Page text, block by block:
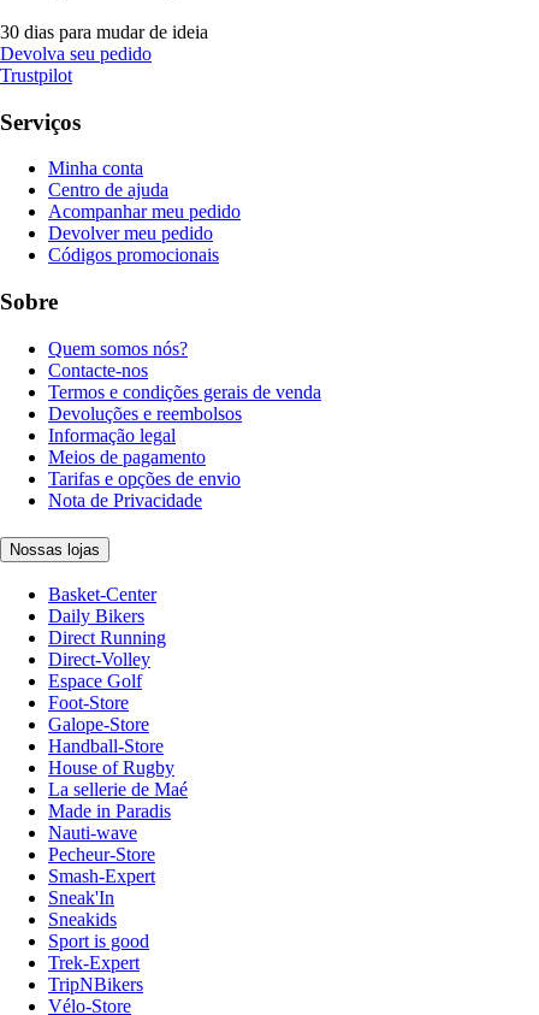
30 dias para mudar de ideia
Devolva seu pedido
Trustpilot
Serviços
Minha conta
Centro de ajuda
Acompanhar meu pedido
Devolver meu pedido
Códigos promocionais
Sobre
Quem somos nós?
Contacte-nos
Termos e condições gerais de venda
Devoluções e reembolsos
Informação legal
Meios de pagamento
Tarifas e opções de envio
Nota de Privacidade
Nossas lojas
Basket-Center
Daily Bikers
Direct Running
Direct-Volley
Espace Golf
Foot-Store
Galope-Store
Handball-Store
House of Rugby
La sellerie de Maé
Made in Paradis
Nauti-wave
Pecheur-Store
Smash-Expert
Sneak'In
Sneakids
Sport is good
Trek-Expert
TripNBikers
Vélo-Store